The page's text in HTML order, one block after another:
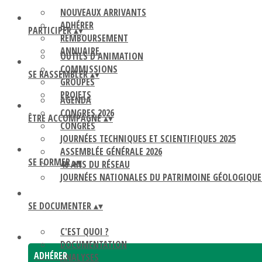
NOUVEAUX ARRIVANTS
ADHÉRER
REMBOURSEMENT
ANNUAIRE
PARTICIPER▴▾
OUTILS D'ANIMATION
COMMISSIONS
GROUPES
PROJETS
SE RASSEMBLER▴▾
AGENDA
CONGRES 2026
CONGRÈS
JOURNÉES TECHNIQUES ET SCIENTIFIQUES 2025
ASSEMBLÉE GÉNÉRALE 2026
40 ANS DU RÉSEAU
JOURNÉES NATIONALES DU PATRIMOINE
ÊTRE ACCOMPAGNÉ▴▾
SE FORMER▴▾
SE DOCUMENTER▴▾
C'EST QUOI ?
DOCUMENTATION
ANALYSES
ADHÉRER